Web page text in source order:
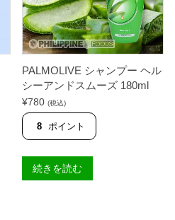
PALMOLIVE シャンプー ヘル
シーアンドスムーズ 180ml
¥780 (税込)
8 ポイント
続きを読む